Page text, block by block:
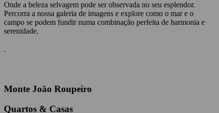
Onde a beleza selvagem pode ser observada no seu esplendor.
Percorra a nossa galeria de imagens e explore como o mar e o
campo se podem fundir numa combinação perfeita de harmonia e
serenidade.
-
Monte Joāo Roupeiro
Quartos & Casas